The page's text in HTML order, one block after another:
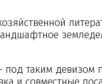
под таким девизом
и совместные